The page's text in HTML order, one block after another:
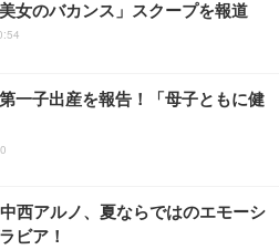
女のバカンス」スクープを報道
一子出産を報告！「母子ともに健
西アルノ、夏ならではのエモーシ
ビア！